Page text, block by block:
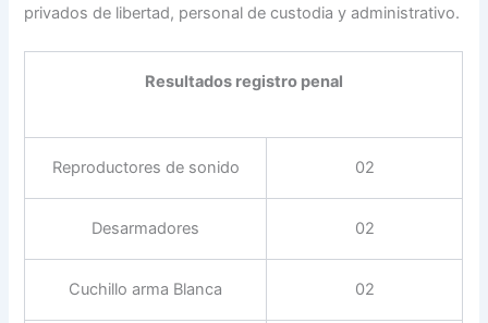
privados de libertad, personal de custodia y administrativo.
Resultados registro penal
Reproductores de sonido 02
Desarmadores 02
Cuchillo arma Blanca 02